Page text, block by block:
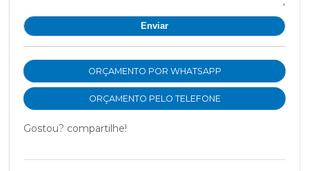
ORÇAMENTO POR WHATSAPP
ORÇAMENTO PELO TELEFONE
Gostou? compartilhe!